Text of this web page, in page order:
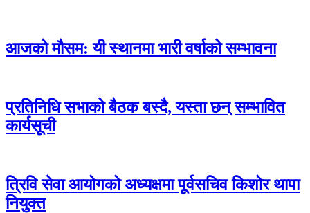
आजको मौसम: यी स्थानमा भारी वर्षाको सम्भावना
प्रतिनिधि सभाको बैठक बस्दै, यस्ता छन् सम्भावित
कार्यसूची
त्रिवि सेवा आयोगको अध्यक्षमा पूर्वसचिव किशोर थापा
नियुक्त